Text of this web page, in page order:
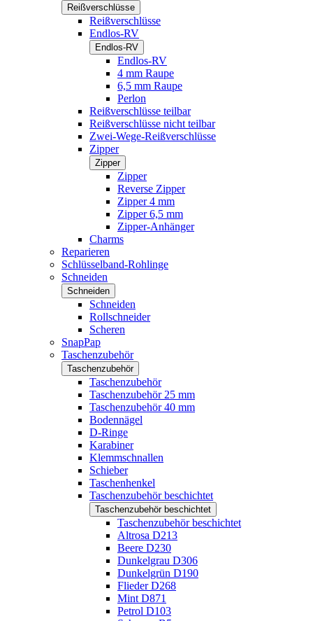
Reißverschlüsse
Reißverschlüsse
Endlos-RV
Endlos-RV
Endlos-RV
4 mm Raupe
6,5 mm Raupe
Perlon
Reißverschlüsse teilbar
Reißverschlüsse nicht teilbar
Zwei-Wege-Reißverschlüsse
Zipper
Zipper
Zipper
Reverse Zipper
Zipper 4 mm
Zipper 6,5 mm
Zipper-Anhänger
Charms
Reparieren
Schlüsselband-Rohlinge
Schneiden
Schneiden
Schneiden
Rollschneider
Scheren
SnapPap
Taschenzubehör
Taschenzubehör
Taschenzubehör
Taschenzubehör 25 mm
Taschenzubehör 40 mm
Bodennägel
D-Ringe
Karabiner
Klemmschnallen
Schieber
Taschenhenkel
Taschenzubehör beschichtet
Taschenzubehör beschichtet
Taschenzubehör beschichtet
Altrosa D213
Beere D230
Dunkelgrau D306
Dunkelgrün D190
Flieder D268
Mint D871
Petrol D103